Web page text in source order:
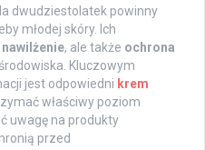
dwudziestolatek powinny
młodej skóry. Ich
nawilżenie, ale także ochrona
Kluczowym
jest odpowiedni krem
właściwy poziom
uwagę na produkty
przed